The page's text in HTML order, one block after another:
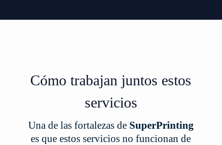
Cómo trabajan juntos estos
servicios
Una de las fortalezas de SuperPrinting
es que estos servicios no funcionan de